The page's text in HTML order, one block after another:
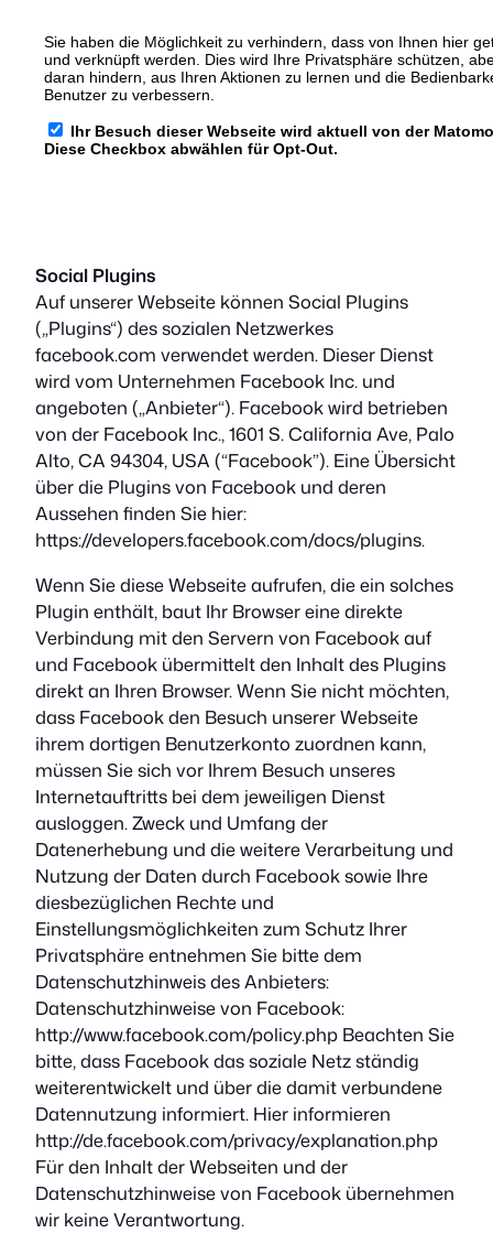
Social Plugins
Auf unserer Webseite können Social Plugins
(„Plugins“) des sozialen Netzwerkes
facebook.com verwendet werden. Dieser Dienst
wird vom Unternehmen Facebook Inc. und
angeboten („Anbieter“). Facebook wird betrieben
von der Facebook Inc., 1601 S. California Ave, Palo
Alto, CA 94304, USA (“Facebook”). Eine Übersicht
über die Plugins von Facebook und deren
Aussehen finden Sie hier:
https://developers.facebook.com/docs/plugins.
Wenn Sie diese Webseite aufrufen, die ein solches
Plugin enthält, baut Ihr Browser eine direkte
Verbindung mit den Servern von Facebook auf
und Facebook übermittelt den Inhalt des Plugins
direkt an Ihren Browser. Wenn Sie nicht möchten,
dass Facebook den Besuch unserer Webseite
ihrem dortigen Benutzerkonto zuordnen kann,
müssen Sie sich vor Ihrem Besuch unseres
Internetauftritts bei dem jeweiligen Dienst
ausloggen. Zweck und Umfang der
Datenerhebung und die weitere Verarbeitung und
Nutzung der Daten durch Facebook sowie Ihre
diesbezüglichen Rechte und
Einstellungsmöglichkeiten zum Schutz Ihrer
Privatsphäre entnehmen Sie bitte dem
Datenschutzhinweis des Anbieters:
Datenschutzhinweise von Facebook:
http://www.facebook.com/policy.php Beachten Sie
bitte, dass Facebook das soziale Netz ständig
weiterentwickelt und über die damit verbundene
Datennutzung informiert. Hier informieren
http://de.facebook.com/privacy/explanation.php
Für den Inhalt der Webseiten und der
Datenschutzhinweise von Facebook übernehmen
wir keine Verantwortung.